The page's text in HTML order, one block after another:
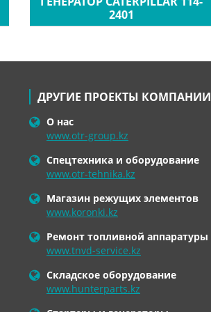
2401
ДРУГИЕ ПРОЕКТЫ КОМПАНИИ
О нас
www.otr-group.kz
Спецтехника и оборудование
www.otr-tehnika.kz
Магазин режущих элементов
www.koronki.kz
Ремонт топливной аппаратуры
www.tnvd-service.kz
Складское оборудование
www.hunterparts.kz